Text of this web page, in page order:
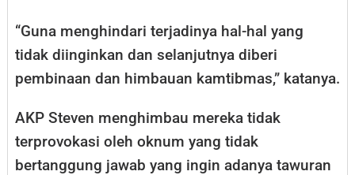
“Guna menghindari terjadinya hal-hal yang
tidak diinginkan dan selanjutnya diberi
pembinaan dan himbauan kamtibmas,” katanya.
AKP Steven menghimbau mereka tidak
terprovokasi oleh oknum yang tidak
bertanggung jawab yang ingin adanya tawuran